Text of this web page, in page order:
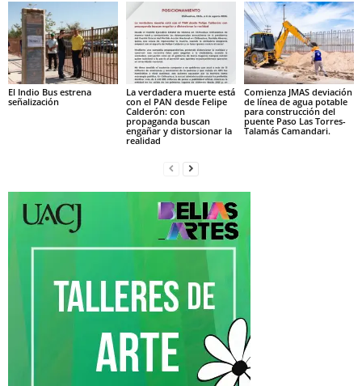
El Indio Bus estrena
señalización
La verdadera muerte está
con el PAN desde Felipe
Calderón: con
propaganda buscan
engañar y distorsionar la
realidad
Comienza JMAS deviación
de línea de agua potable
para construcción del
puente Paso Las Torres-
Talamás Camandari.